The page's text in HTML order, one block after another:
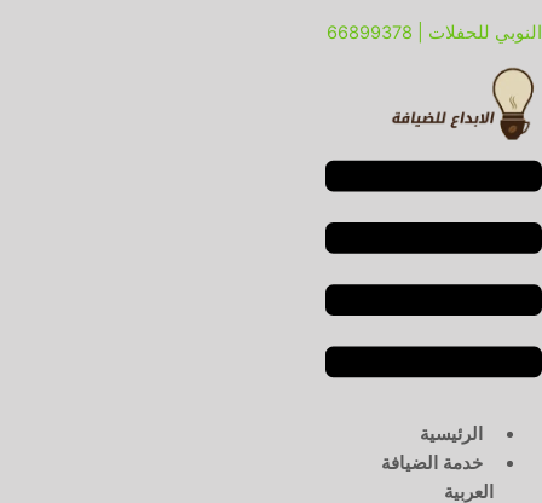
إلى
المحتوى
النوبي للحفلات | 66899378
الرئيسية
خدمة الضيافة
العربية